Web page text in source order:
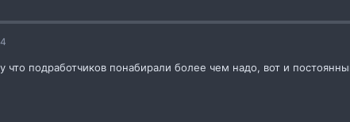
что подработчиков понабирали более чем надо, вот и